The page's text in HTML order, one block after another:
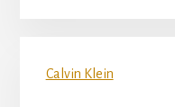
Calvin Klein